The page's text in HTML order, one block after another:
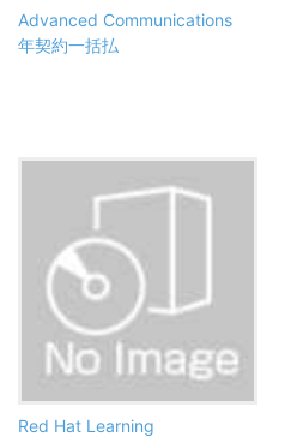
Advanced Communications
年契約一括払
Red Hat Learning